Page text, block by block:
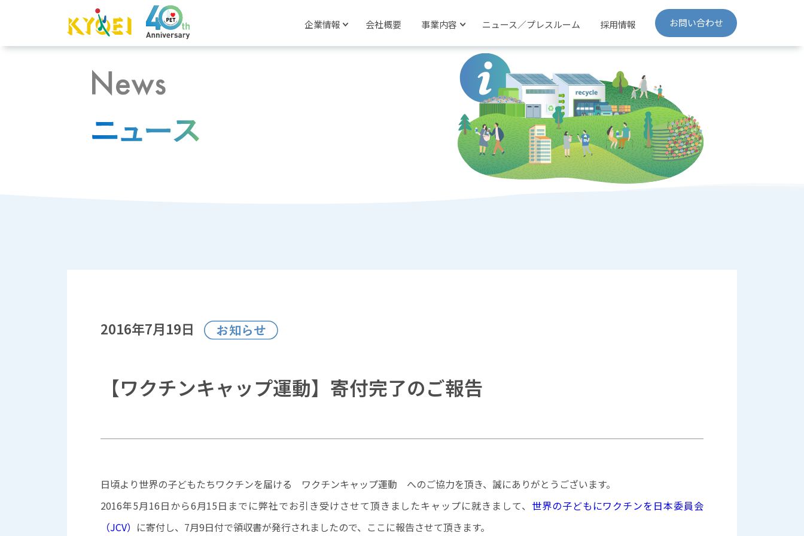
企業情報 会社概要 事業内容 ニュース／プレスルーム 採用情報 お問い合わせ
2016年7月19日
【ワクチンキャップ運動】寄付完了のご報告
日頃より世界の子どもたちワクチンを届ける ワクチンキャップ運動 へのご協力を頂き、誠にありがとうございます。
2016年5月16日から6月15日までに弊社でお引き受けさせて頂きましたキャップに就きまして、 世界の子どもにワクチンを日本委員会
（JCV） に寄付し、7月9日付で領収書が発行されましたので、ここに報告させて頂きます。